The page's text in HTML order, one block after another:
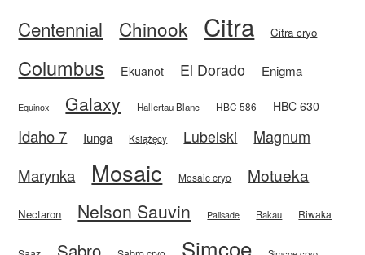
Centennial Chinook Citra Citra cryo
Columbus Ekuanot El Dorado Enigma
Equinox Galaxy Hallertau Blanc HBC 586 HBC 630
Idaho 7 Iunga Książęcy Lubelski
Magnum
Marynka
Mosaic Mosaic cryo Motueka
Nectaron Nelson Sauvin Palisade Rakau Riwaka
Sabro Simcoe